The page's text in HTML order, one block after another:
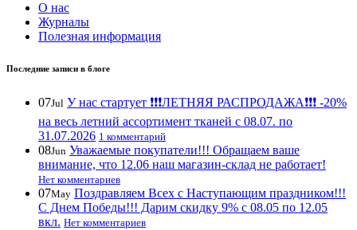
О нас
Журналы
Полезная информация
Последние записи в блоге
07Jul У нас стартует ❗️❗️❗️ЛЕТНЯЯ РАСПРОДАЖА❗️❗️❗️ -20%
на весь летний ассортимент тканей с 08.07. по
31.07.2026 1 комментарий
08Jun Уважаемые покупатели!!! Обращаем ваше
внимание, что 12.06 наш магазин-склад не работает!
Нет комментариев
07May Поздравляем Всех с Наступающим праздником!!!
С Днем Победы!!! Дарим скидку 9% с 08.05 по 12.05
вкл. Нет комментариев